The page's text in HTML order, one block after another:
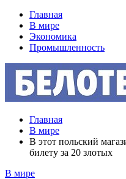
Главная
В мире
Экономика
Промышленность
Главная
В мире
В этот польский
билету за 20 злотых
В мире